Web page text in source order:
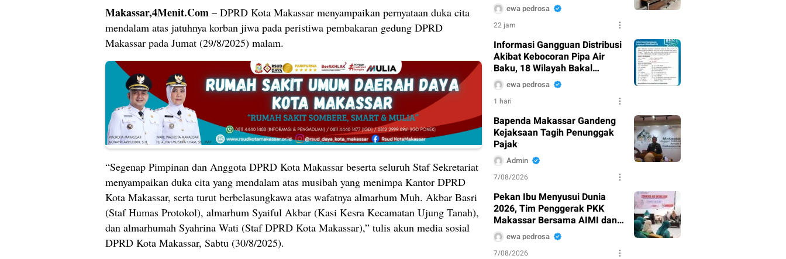
Makassar,4Menit.Com – DPRD Kota Makassar menyampaikan pernyataan duka cita
mendalam atas jatuhnya korban jiwa pada peristiwa pembakaran gedung DPRD
Makassar pada Jumat (29/8/2025) malam.
“Segenap Pimpinan dan Anggota DPRD Kota Makassar beserta seluruh Staf Sekretariat
menyampaikan duka cita yang mendalam atas musibah yang menimpa Kantor DPRD
Kota Makassar, serta turut berbelasungkawa atas wafatnya almarhum Muh. Akbar Basri
(Staf Humas Protokol), almarhum Syaiful Akbar (Kasi Kesra Kecamatan Ujung Tanah),
dan almarhumah Syahrina Wati (Staf DPRD Kota Makassar),” tulis akun media sosial
DPRD Kota Makassar, Sabtu (30/8/2025).
ewa pedrosa
22 jam
Informasi Gangguan Distribusi
Akibat Kebocoran Pipa Air
Baku, 18 Wilayah Bakal
Terdampak.
ewa pedrosa
1 hari
Bapenda Makassar Gandeng
Kejaksaan Tagih Penunggak
Pajak
Admin
7/08/2026
Pekan Ibu Menyusui Dunia
2026, Tim Penggerak PKK
Makassar Bersama AIMI dan
Dinkes Bekali 300 Peserta
Edukasi ASI Eksklusif
ewa pedrosa
7/08/2026